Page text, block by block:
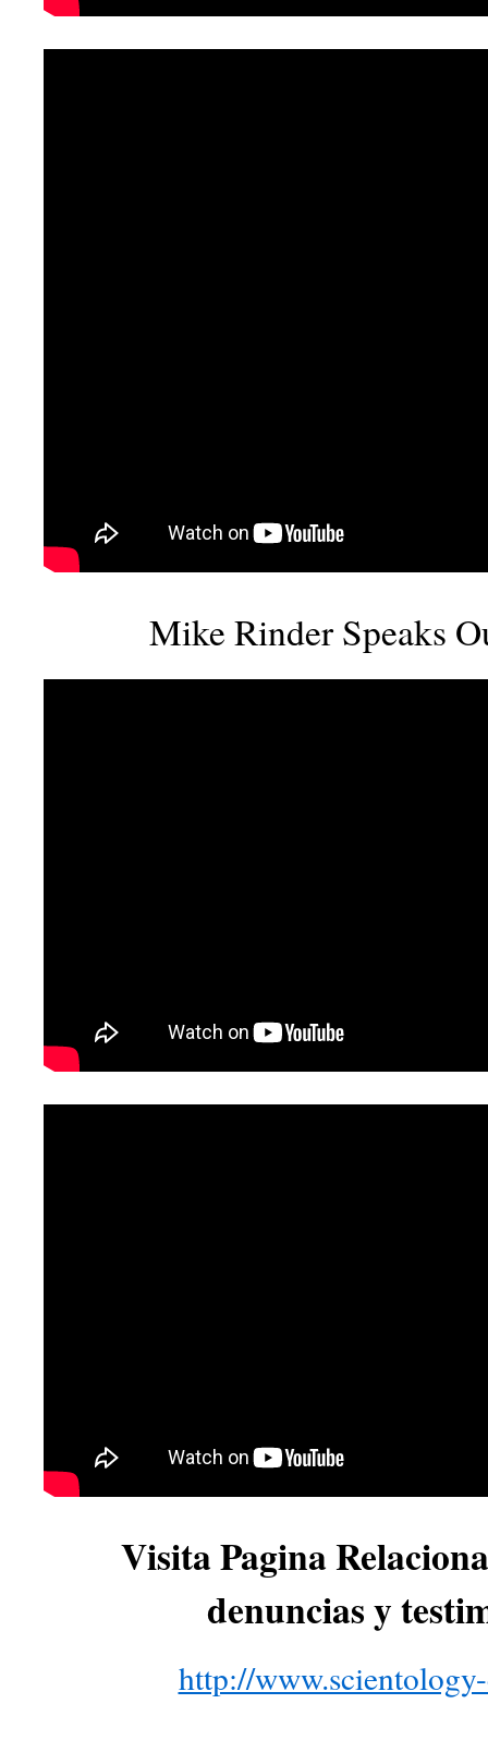
Mike Rinder Speaks
Visita Pagina
denuncias y
http://